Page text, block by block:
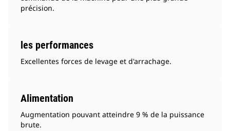
précision.
les performances
Excellentes forces de levage et d'arrachage.
Alimentation
Augmentation pouvant atteindre 9 % de la puissance
brute.